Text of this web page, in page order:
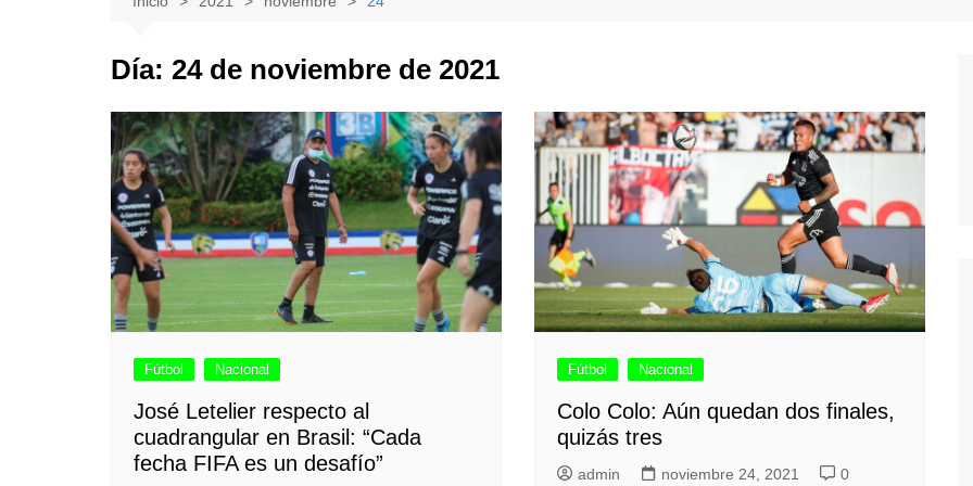
Tenis
Voleibol
Gimnasia
Licantén
Romeral
Sagrada Familia
Teno
Vichuquén
Día: 24 de noviembre de 2021
Fútbol Nacional
José Letelier respecto al
cuadrangular en Brasil: “Cada
fecha FIFA es un desafío”
Fútbol Nacional
Colo Colo: Aún quedan dos finales,
quizás tres
admin noviembre 24, 2021 0